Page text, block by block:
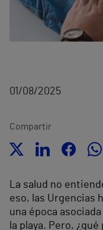
01/08/2025
Compartir
La salud no
eso, las Urgencias
una época
la playa. Pero,